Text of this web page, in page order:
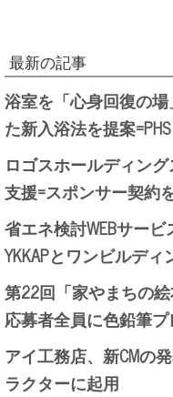
最新の記事
浴室を「心身回復の
た新入浴法を提案=PHS
ロゴスホールディン
支援=スポンサー契約
省エネ検討WEBサー
YKKAPとワンビルディ
第22回「家やまちの
応募者全員に色鉛筆プ
アイ工務店、新CMの
ラクターに起用